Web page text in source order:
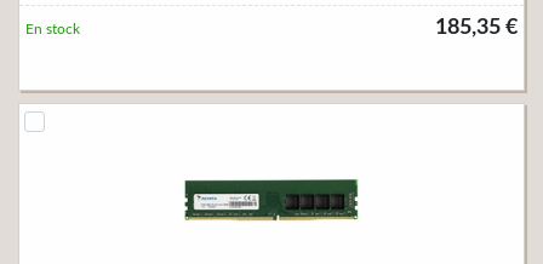
185,35 €
En stock